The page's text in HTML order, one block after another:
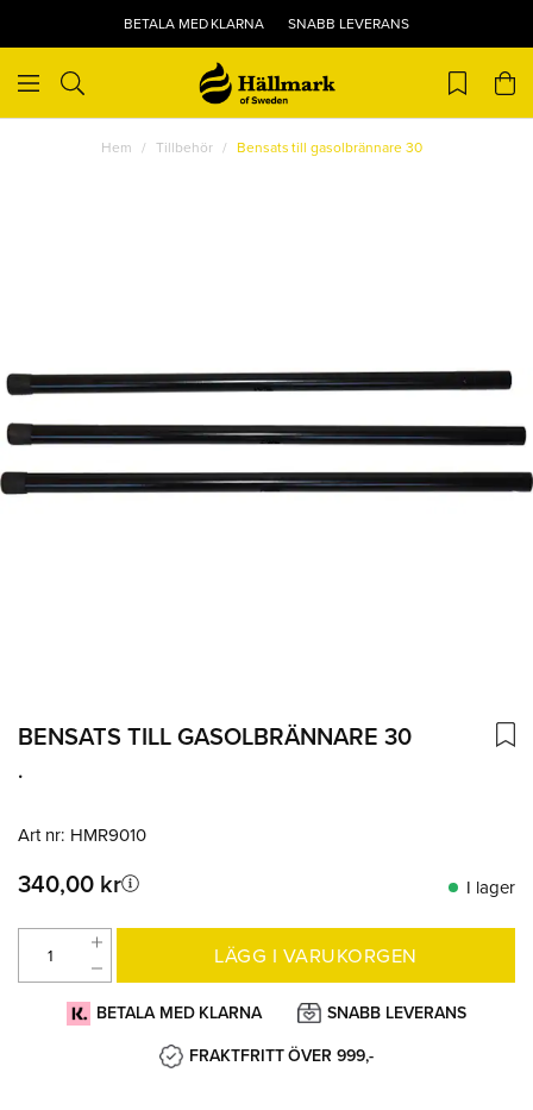
BETALA MED KLARNA SNABB LEVERANS
Hem Tillbehör Bensats till gasolbrännare 30
BENSATS TILL GASOLBRÄNNARE 30
.
Art nr: HMR9010
340,00 kr I lager
LÄGG I VARUKORGEN
BETALA MED KLARNA
SNABB LEVERANS
FRAKTFRITT ÖVER 999,-